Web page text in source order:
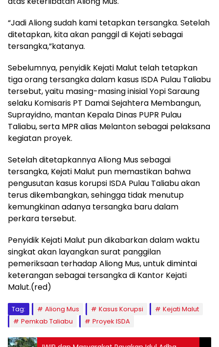
“Jadi Aliong sudah kami tetapkan tersangka. Setelah
ditetapkan, kita akan panggil di Kejati sebagai
tersangka,”katanya.
Sebelumnya, penyidik Kejati Malut telah tetapkan
tiga orang tersangka dalam kasus ISDA Pulau Taliabu
tersebut, yaitu masing-masing inisial Yopi Saraung
selaku Komisaris PT Damai Sejahtera Membangun,
Suprayidno, mantan Kepala Dinas PUPR Pulau
Taliabu, serta MPR alias Melanton sebagai pelaksana
kegiatan proyek.
Setelah ditetapkannya Aliong Mus sebagai
tersangka, Kejati Malut pun memastikan bahwa
pengusutan kasus korupsi ISDA Pulau Taliabu akan
terus dikembangkan, sehingga tidak menutup
kemungkinan adanya tersangka baru dalam
perkara tersebut.
Penyidik Kejati Malut pun dikabarkan dalam waktu
singkat akan layangkan surat panggilan
pemeriksaan terhadap Aliong Mus, untuk dimintai
keterangan sebagai tersangka di Kantor Kejati
Malut.(red)
Tag: Aliong Mus Kasus Korupsi
Kejati Malut
Pemkab Taliabu
Proyek ISDA